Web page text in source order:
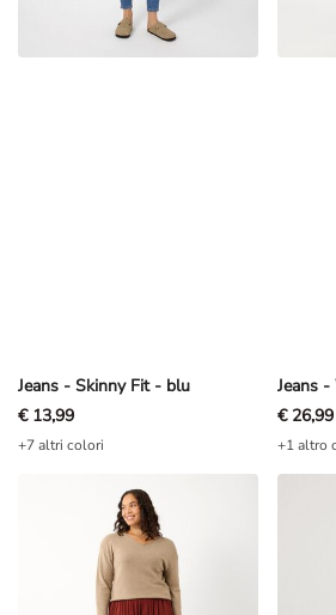
Jeans - Skinny Fit - blu
€ 13,99
+7 altri colori
Jeans
€ 26,99
+1 altro